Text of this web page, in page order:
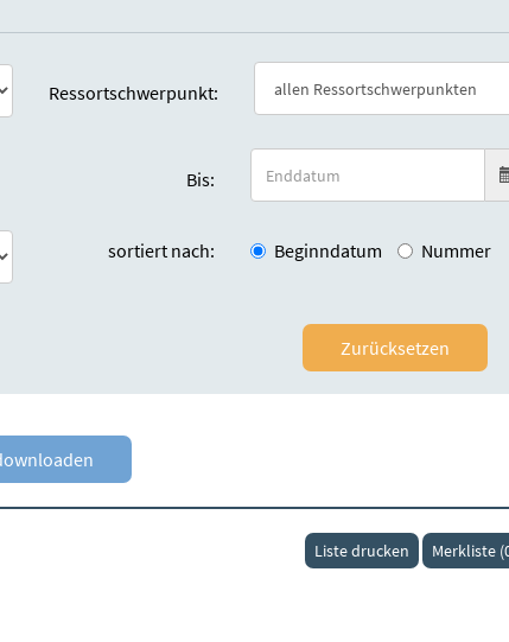
Ressortschwerpunkt:
Bis:
sortiert nach: Beginndatum Nummer
Zurücksetzen
Liste drucken Merkliste